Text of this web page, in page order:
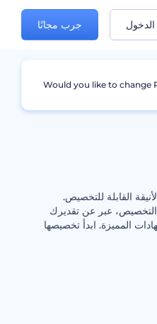
جرب مجانًا
القابلة للتخصيص.
التخصيص، عبر عن تقديرك
المميزة. ابدأ تخصيصها
Would you like to change